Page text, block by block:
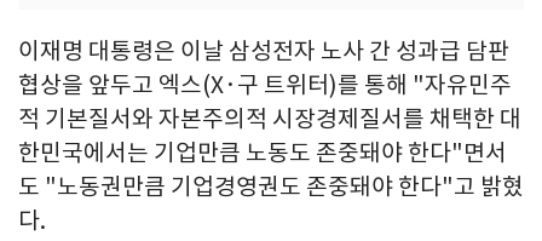
이재명 대통령은 이날 삼성전자 노사 간 성과급 담판
협상을 앞두고 엑스(X·구 트위터)를 통해 "자유민주
적 기본질서와 자본주의적 시장경제질서를 채택한 대
한민국에서는 기업만큼 노동도 존중돼야 한다"면서
도 "노동권만큼 기업경영권도 존중돼야 한다"고 밝혔
다.